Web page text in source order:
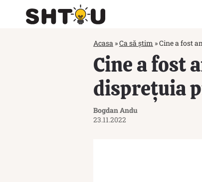
Acasa »Ca să știm »Cine a fost
Cine a fost
disprețuia
Bogdan Andu
23.11.2022